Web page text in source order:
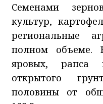
Семенами
культур,
региональные
полном объеме.
яровых, рапса
открытого
половины от